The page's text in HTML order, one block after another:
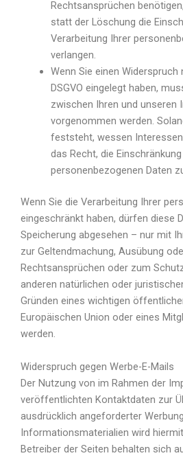
Rechtsansprüchen
statt der Löschung die
Verarbeitung Ihrer
verlangen.
Wenn Sie einen Widerspruch
DSGVO eingelegt haben,
zwischen Ihren und unseren
vorgenommen werden.
feststeht, wessen
das Recht, die
personenbezogenen Daten
Wenn Sie die Verarbeitung Ihrer
eingeschränkt haben, dürfen diese
Speicherung abgesehen – nur mit
zur Geltendmachung, Ausübung
Rechtsansprüchen oder zum
anderen natürlichen oder
Gründen eines wichtigen
Europäischen Union oder eines
werden.
Widerspruch gegen Werbe-E-Mails
Der Nutzung von im Rahmen der
veröffentlichten Kontaktdaten zur
ausdrücklich angeforderter
Informationsmaterialien wird
Betreiber der Seiten behalten sich